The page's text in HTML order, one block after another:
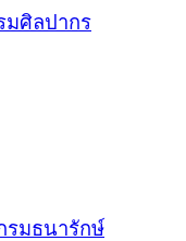
มศิลปากร
รมธนารักษ์